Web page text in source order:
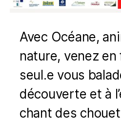
Avec Océane,
nature, venez en
seul.e vous
découverte et à
chant des